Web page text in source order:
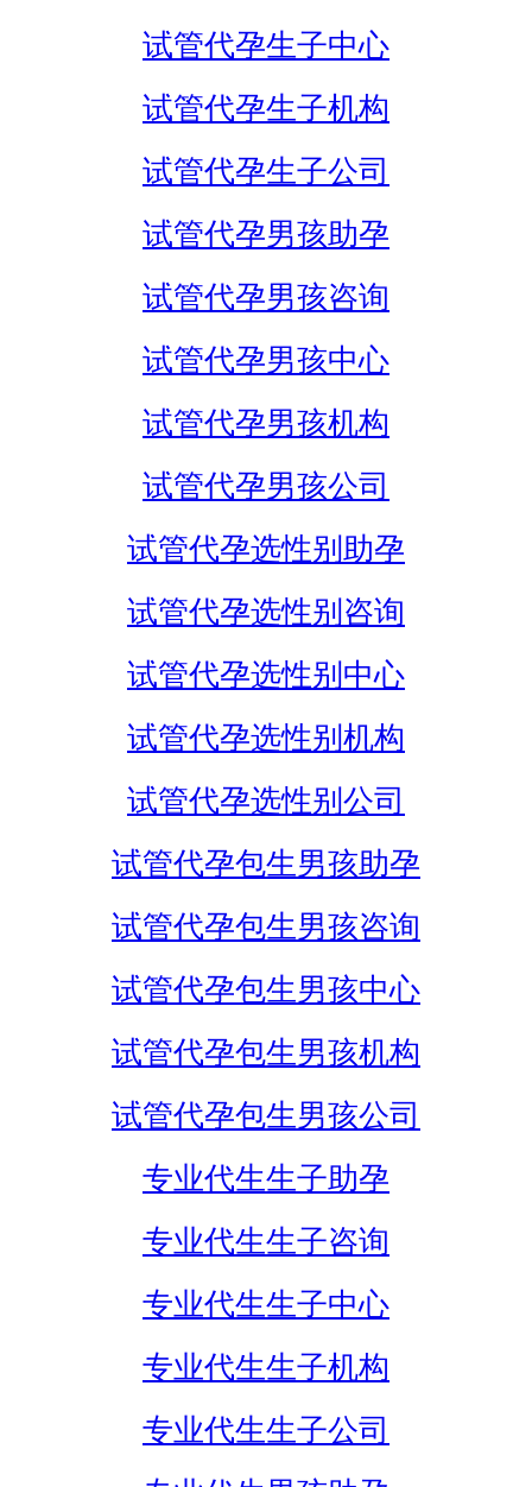
试管代孕生子中心
试管代孕生子机构
试管代孕生子公司
试管代孕男孩助孕
试管代孕男孩咨询
试管代孕男孩中心
试管代孕男孩机构
试管代孕男孩公司
试管代孕选性别助孕
试管代孕选性别咨询
试管代孕选性别中心
试管代孕选性别机构
试管代孕选性别公司
试管代孕包生男孩助孕
试管代孕包生男孩咨询
试管代孕包生男孩中心
试管代孕包生男孩机构
试管代孕包生男孩公司
专业代生生子助孕
专业代生生子咨询
专业代生生子中心
专业代生生子机构
专业代生生子公司